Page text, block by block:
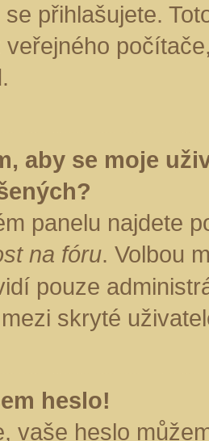
přihlašujete.
veřejného
aby se moje
panelu najdete
na fóru. Volbou
pouze
skryté
heslo!
vaše heslo